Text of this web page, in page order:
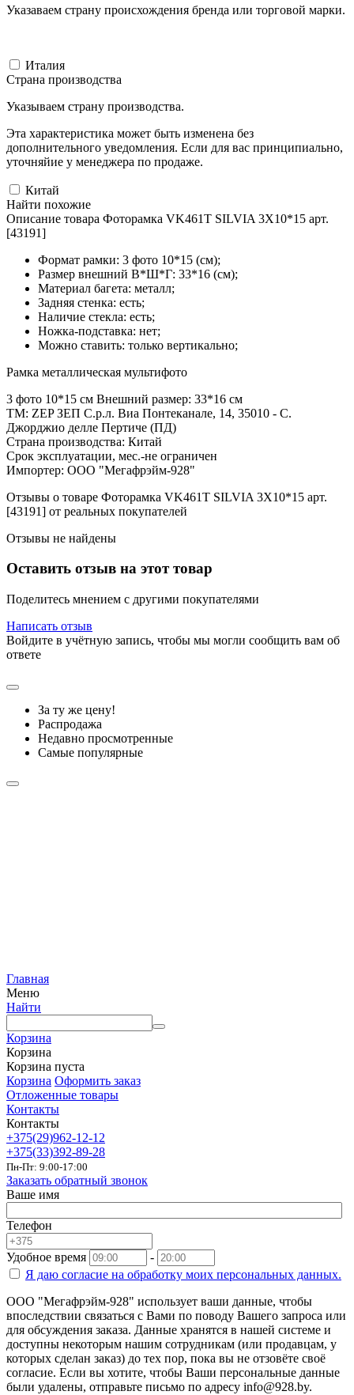
Указаваем страну происхождения бренда или торговой марки.
Италия
Страна производства
Указываем страну производства.
Эта характеристика может быть изменена без
дополнительного уведомления. Если для вас принципиально,
уточняйие у менеджера по продаже.
Китай
Найти похожие
Описание товара Фоторамка VK461T SILVIA 3X10*15 арт.
[43191]
Формат рамки: 3 фото 10*15 (см);
Размер внешний В*Ш*Г: 33*16 (см);
Материал багета: металл;
Задняя стенка: есть;
Наличие стекла: есть;
Ножка-подставка: нет;
Можно ставить: только вертикально;
Рамка металлическая мультифото
3 фото 10*15 см Внешний размер: 33*16 см
ТМ: ZEP ЗЕП С.р.л. Виа Понтеканале, 14, 35010 - С.
Джорджио делле Пертиче (ПД)
Страна производства: Китай
Срок эксплуатации, мес.-не ограничен
Импортер: ООО "Мегафрэйм-928"
Отзывы о товаре Фоторамка VK461T SILVIA 3X10*15 арт.
[43191] от реальных покупателей
Отзывы не найдены
Оставить отзыв на этот товар
Поделитесь мнением с другими покупателями
Написать отзыв
Войдите в учётную запись, чтобы мы могли сообщить вам об
ответе
За ту же цену!
Распродажа
Недавно просмотренные
Самые популярные
Главная
Меню
Найти
Корзина
Корзина
Корзина пуста
Корзина Оформить заказ
Отложенные товары
Контакты
Контакты
+375(29)962-12-12
+375(33)392-89-28
Пн-Пт: 9:00-17:00
Заказать обратный звонок
Ваше имя
Телефон
Удобное время
-
Я даю согласие на обработку моих персональных данных.
ООО "Мегафрэйм-928" использует ваши данные, чтобы
впоследствии связаться с Вами по поводу Вашего запроса или
для обсуждения заказа. Данные хранятся в нашей системе и
доступны некоторым нашим сотрудникам (или продавцам, у
которых сделан заказ) до тех пор, пока вы не отзовёте своё
согласие. Если вы хотите, чтобы Ваши персональные данные
были удалены, отправьте письмо по адресу info@928.by.